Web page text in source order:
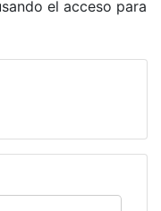
el acceso para